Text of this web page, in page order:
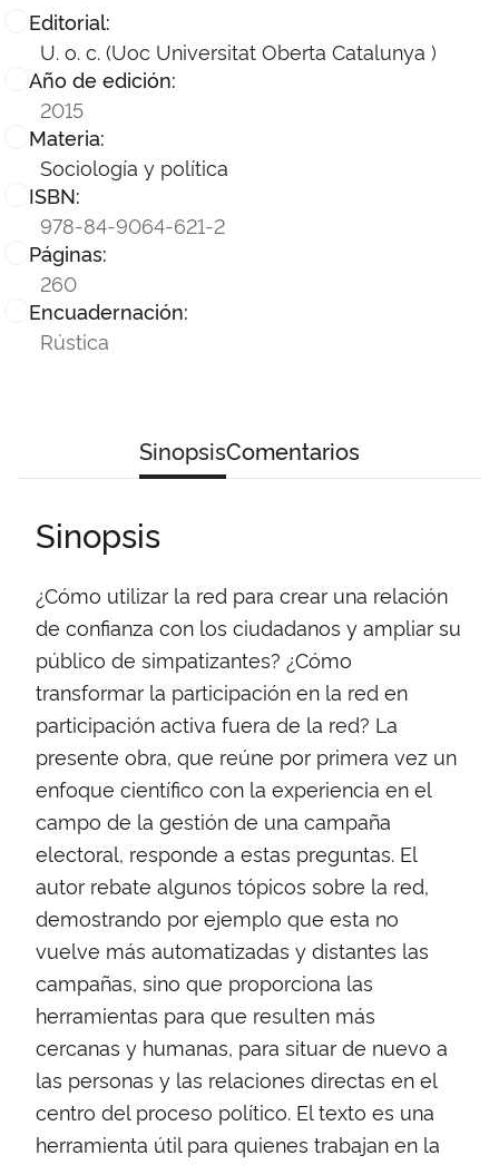
Editorial:
U. o. c. (Uoc Universitat Oberta Catalunya )
Año de edición:
2015
Materia:
Sociología y política
ISBN:
978-84-9064-621-2
Páginas:
260
Encuadernación:
Rústica
SinopsisComentarios
Sinopsis
¿Cómo utilizar la red para crear una relación
de confianza con los ciudadanos y ampliar su
público de simpatizantes? ¿Cómo
transformar la participación en la red en
participación activa fuera de la red? La
presente obra, que reúne por primera vez un
enfoque científico con la experiencia en el
campo de la gestión de una campaña
electoral, responde a estas preguntas. El
autor rebate algunos tópicos sobre la red,
demostrando por ejemplo que esta no
vuelve más automatizadas y distantes las
campañas, sino que proporciona las
herramientas para que resulten más
cercanas y humanas, para situar de nuevo a
las personas y las relaciones directas en el
centro del proceso político. El texto es una
herramienta útil para quienes trabajan en la